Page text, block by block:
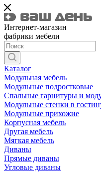
Интернет-магазин
фабрики мебели
Каталог
Модульная мебель
Модульные подростковые
Спальные гарнитуры и
Модульные стенки в
Модульные прихожие
Корпусная мебель
Другая мебель
Мягкая мебель
Диваны
Прямые диваны
Угловые диваны